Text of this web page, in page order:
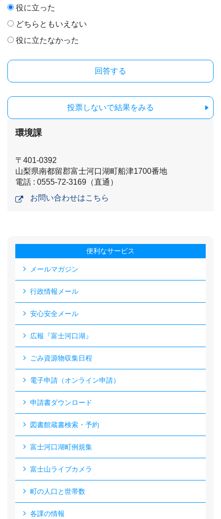
役に立った
どちらともいえない
役に立たなかった
投票しないで結果をみる
環境課
〒401-0392
山梨県南都留郡富士河口湖町船津1700番地
電話 : 0555-72-3169（直通）
お問い合わせはこちら
便利なサービス
メールマガジン
行政情報メール
安心安全メール
広報『富士河口湖』
ごみ資源物収集日程
電子申請（オンライン申請）
申請書ダウンロード
図書館蔵書検索・予約
富士河口湖町例規集
富士山ライブカメラ
町の人口と世帯数
各課の情報